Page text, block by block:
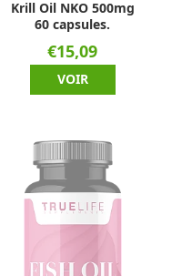
Krill Oil NKO 500mg
60 capsules.
€15,09
VOIR